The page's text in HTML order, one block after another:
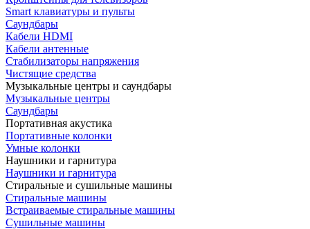
Smart клавиатуры и пульты
Саундбары
Кабели HDMI
Кабели антенные
Стабилизаторы напряжения
Чистящие средства
Музыкальные центры и саундбары
Музыкальные центры
Саундбары
Портативная акустика
Портативные колонки
Умные колонки
Наушники и гарнитура
Наушники и гарнитура
Стиральные и сушильные машины
Стиральные машины
Встраиваемые стиральные машины
Сушильные машины